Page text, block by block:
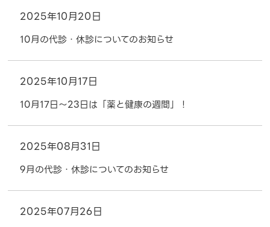
2025年10月20日
10月の代診・休診についてのお知らせ
2025年10月17日
10月17日～23日は「薬と健康の週間」！
2025年08月31日
9月の代診・休診についてのお知らせ
2025年07月26日